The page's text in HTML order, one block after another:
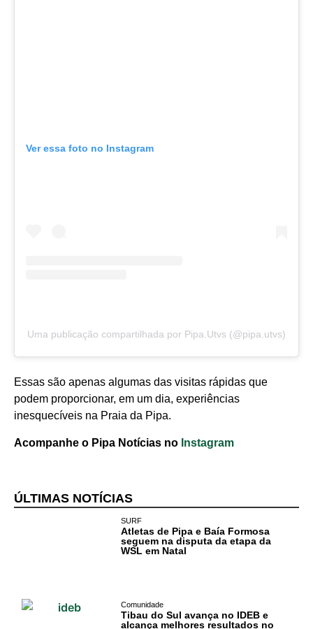
Ver essa foto no Instagram
Uma publicação compartilhada por Pipa.Utvs (@pipa.utvs)
Essas são apenas algumas das visitas rápidas que
podem proporcionar, em um dia, experiências
inesquecíveis na Praia da Pipa.
Acompanhe o Pipa Notícias no Instagram
ÚLTIMAS NOTÍCIAS
SURF
Atletas de Pipa e Baía Formosa
seguem na disputa da etapa da
WSL em Natal
Comunidade
Tibau do Sul avança no IDEB e
alcança melhores resultados no